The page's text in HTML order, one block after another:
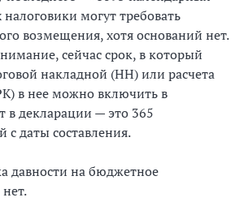
могут требовать
возмещения, хотя оснований нет.
сейчас срок, в который
накладной (НН) или расчета
в нее можно включить в
в декларации — это 365
с даты составления.
давности на бюджетное